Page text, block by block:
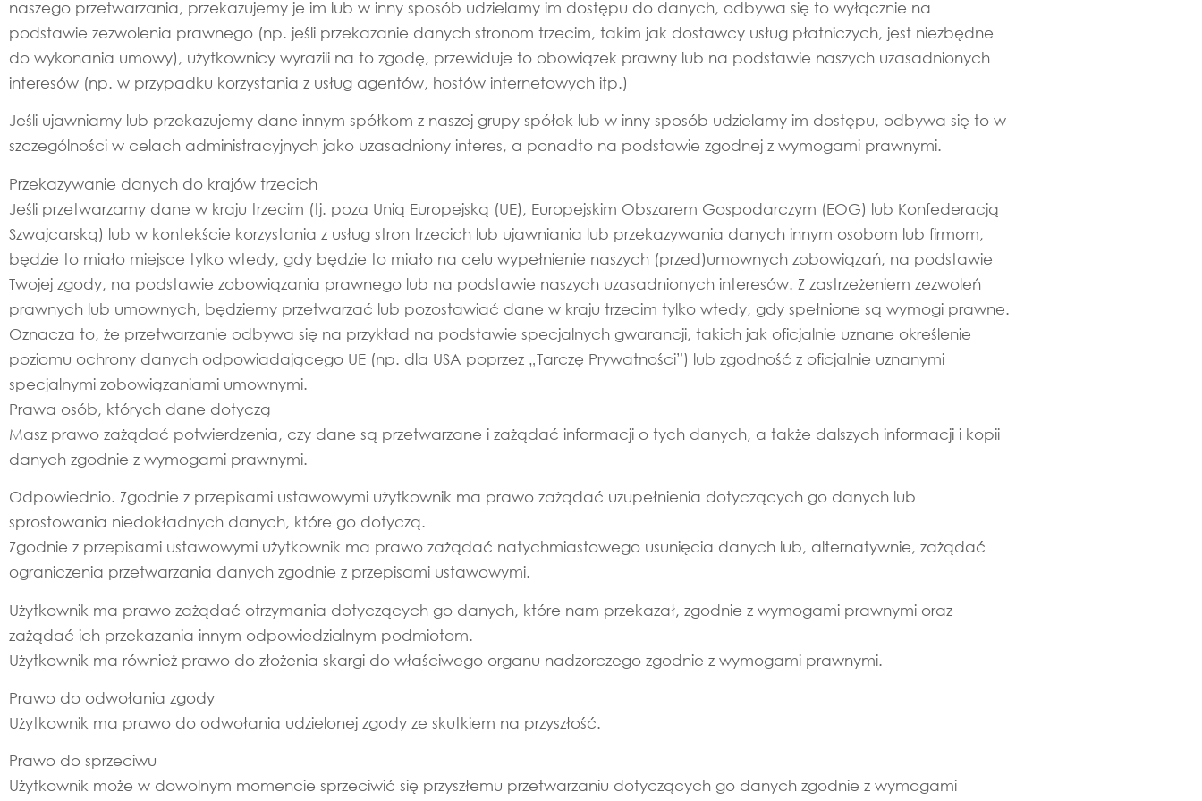
naszego przetwarzania, przekazujemy je im lub w inny sposób udzielamy im dostępu do danych, odbywa się to wyłącznie na
podstawie zezwolenia prawnego (np. jeśli przekazanie danych stronom trzecim, takim jak dostawcy usług płatniczych, jest niezbędne
do wykonania umowy), użytkownicy wyrazili na to zgodę, przewiduje to obowiązek prawny lub na podstawie naszych uzasadnionych
interesów (np. w przypadku korzystania z usług agentów, hostów internetowych itp.)
Jeśli ujawniamy lub przekazujemy dane innym spółkom z naszej grupy spółek lub w inny sposób udzielamy im dostępu, odbywa się to w
szczególności w celach administracyjnych jako uzasadniony interes, a ponadto na podstawie zgodnej z wymogami prawnymi.
Przekazywanie danych do krajów trzecich
Jeśli przetwarzamy dane w kraju trzecim (tj. poza Unią Europejską (UE), Europejskim Obszarem Gospodarczym (EOG) lub Konfederacją
Szwajcarską) lub w kontekście korzystania z usług stron trzecich lub ujawniania lub przekazywania danych innym osobom lub firmom,
będzie to miało miejsce tylko wtedy, gdy będzie to miało na celu wypełnienie naszych (przed)umownych zobowiązań, na podstawie
Twojej zgody, na podstawie zobowiązania prawnego lub na podstawie naszych uzasadnionych interesów. Z zastrzeżeniem zezwoleń
prawnych lub umownych, będziemy przetwarzać lub pozostawiać dane w kraju trzecim tylko wtedy, gdy spełnione są wymogi prawne.
Oznacza to, że przetwarzanie odbywa się na przykład na podstawie specjalnych gwarancji, takich jak oficjalnie uznane określenie
poziomu ochrony danych odpowiadającego UE (np. dla USA poprzez „Tarczę Prywatności”) lub zgodność z oficjalnie uznanymi
specjalnymi zobowiązaniami umownymi.
Prawa osób, których dane dotyczą
Masz prawo zażądać potwierdzenia, czy dane są przetwarzane i zażądać informacji o tych danych, a także dalszych informacji i kopii
danych zgodnie z wymogami prawnymi.
Odpowiednio. Zgodnie z przepisami ustawowymi użytkownik ma prawo zażądać uzupełnienia dotyczących go danych lub
sprostowania niedokładnych danych, które go dotyczą.
Zgodnie z przepisami ustawowymi użytkownik ma prawo zażądać natychmiastowego usunięcia danych lub, alternatywnie, zażądać
ograniczenia przetwarzania danych zgodnie z przepisami ustawowymi.
Użytkownik ma prawo zażądać otrzymania dotyczących go danych, które nam przekazał, zgodnie z wymogami prawnymi oraz
zażądać ich przekazania innym odpowiedzialnym podmiotom.
Użytkownik ma również prawo do złożenia skargi do właściwego organu nadzorczego zgodnie z wymogami prawnymi.
Prawo do odwołania zgody
Użytkownik ma prawo do odwołania udzielonej zgody ze skutkiem na przyszłość.
Prawo do sprzeciwu
Użytkownik może w dowolnym momencie sprzeciwić się przyszłemu przetwarzaniu dotyczących go danych zgodnie z wymogami